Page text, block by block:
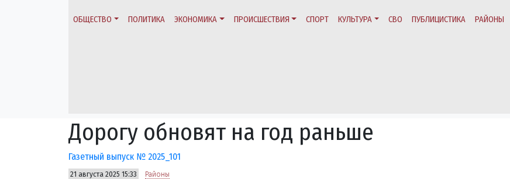
ОБЩЕСТВО ПОЛИТИКА ЭКОНОМИКА ПРОИСШЕСТВИЯ СПОРТ КУЛЬТУРА СВО ПУБЛИЦИСТИКА РАЙОНЫ
Дорогу обновят на год раньше
Газетный выпуск № 2025_101
21 августа 2025 15:33 Районы